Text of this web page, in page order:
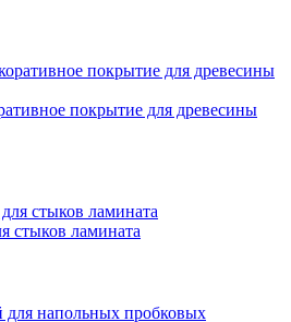
покрытие для древесины
стыков ламината